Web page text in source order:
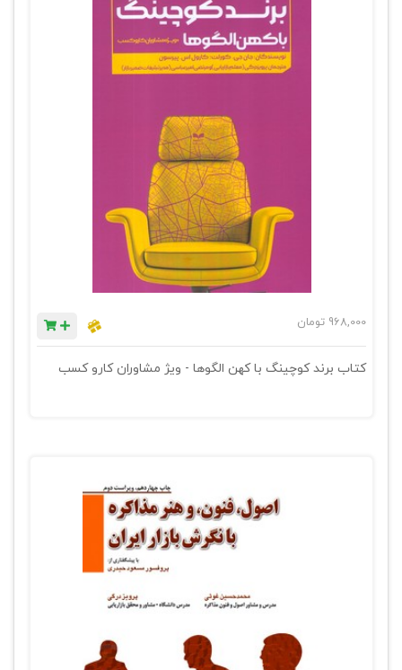
968,000 تومان
کتاب برند کوچینگ با کهن الگوها - ویژ مشاوران کارو کسب